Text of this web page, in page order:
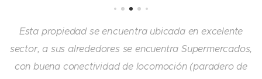
Esta propiedad se encuentra ubicada en excelente
sector, a sus alrededores se encuentra Supermercados,
con buena conectividad de locomoción (paradero de